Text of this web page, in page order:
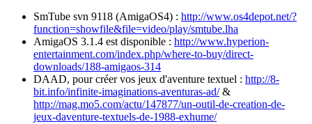
SmTube svn 9118 (AmigaOS4) : http://www.os4depot.net/?
function=showfile&file=video/play/smtube.lha
AmigaOS 3.1.4 est disponible : http://www.hyperion-
entertainment.com/index.php/where-to-buy/direct-
downloads/188-amigaos-314
DAAD, pour créer vos jeux d'aventure textuel : http://8-
bit.info/infinite-imaginations-aventuras-ad/&
http://mag.mo5.com/actu/147877/un-outil-de-creation-de-
jeux-daventure-textuels-de-1988-exhume/